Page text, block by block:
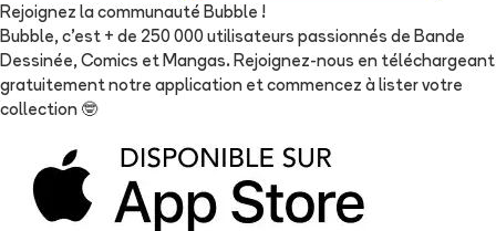
Rejoignez la communauté Bubble !
Bubble, c'est + de 250 000 utilisateurs passionnés de Bande
Dessinée, Comics et Mangas. Rejoignez-nous en téléchargeant
gratuitement notre application et commencez à lister votre
collection 🤓